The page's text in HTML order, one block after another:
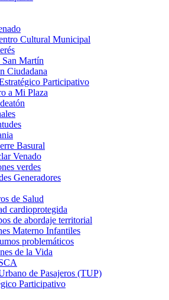
Cultural Municipal
San Martín
Ciudadana
Participativo
a Mi Plaza
Basural
Venado
verdes
Generadores
de Salud
cardioprotegida
de abordaje territorial
Materno Infantiles
problemáticos
de la Vida
de Pasajeros (TUP)
Participativo